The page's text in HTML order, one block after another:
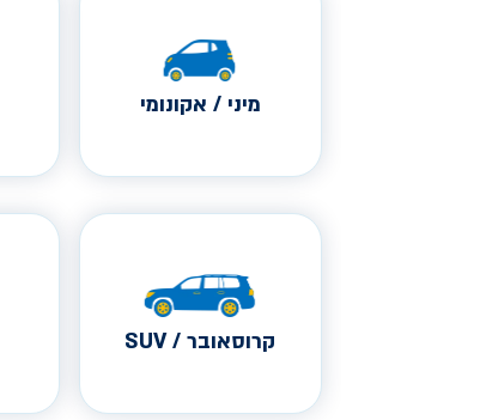
מיני / אקונומי
קרוסאובר / SUV